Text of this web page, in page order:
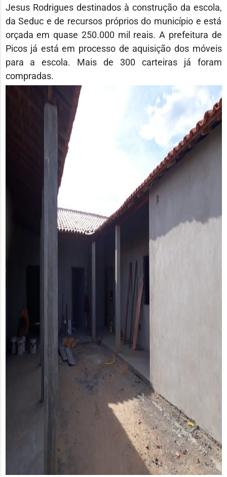
Jesus Rodrigues destinados à construção da escola,
da Seduc e de recursos próprios do município e está
orçada em quase 250.000 mil reais. A prefeitura de
Picos já está em processo de aquisição dos móveis
para a escola. Mais de 300 carteiras já foram
compradas.